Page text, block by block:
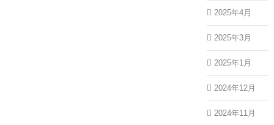
2025年4月
2025年3月
2025年1月
2024年12月
2024年11月